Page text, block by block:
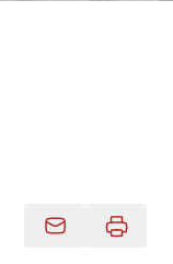
Produktdaten